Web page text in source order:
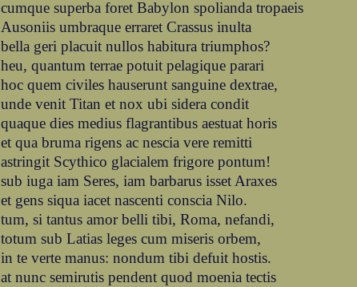
cumque superba foret Babylon spolianda tropaeis
Ausoniis umbraque erraret Crassus inulta
bella geri placuit nullos habitura triumphos?
heu, quantum terrae potuit pelagique parari
hoc quem civiles hauserunt sanguine dextrae,
unde venit Titan et nox ubi sidera condit
quaque dies medius flagrantibus aestuat horis
et qua bruma rigens ac nescia vere remitti
astringit Scythico glacialem frigore pontum!
sub iuga iam Seres, iam barbarus isset Araxes
et gens siqua iacet nascenti conscia Nilo.
tum, si tantus amor belli tibi, Roma, nefandi,
totum sub Latias leges cum miseris orbem,
in te verte manus: nondum tibi defuit hostis.
at nunc semirutis pendent quod moenia tectis